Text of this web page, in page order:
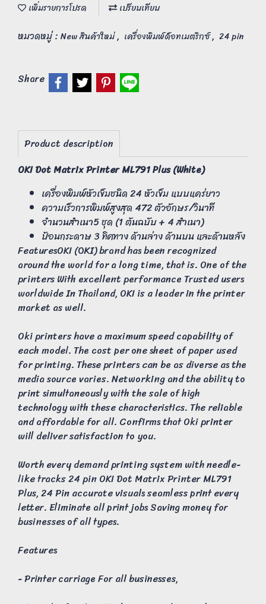
เพิ่มรายการโปรด เปรียบเทียบ
หมวดหมู่ : New สินค้าใหม่, เครื่องพิมพ์ด็อทเมตริกซ์, 24 pin
Share
Product description
OKI Dot Matrix Printer ML791 Plus (White)
เครื่องพิมพ์หัวเข็มชนิด 24 หัวเข็ม แบบแคร่ยาว
ความเร็วการพิมพ์สูงสุด 472 ตัวอักษร/วินาที
จำนวนสำเนา5 ชุด (1 ต้นฉบับ + 4 สำเนา)
ป้อนกระดาษ 3 ทิศทาง ด้านล่าง ด้านบน และด้านหลัง
FeaturesOKI (OKI) brand has been recognized
around the world for a long time, that is. One of the
printers With excellent performance Trusted users
worldwide In Thailand, OKI is a leader in the printer
market as well.
Oki printers have a maximum speed capability of
each model. The cost per one sheet of paper used
for printing. These printers can be as diverse as the
media source varies. Networking and the ability to
print simultaneously with the sale of high
technology with these characteristics. The reliable
and affordable for all. Confirms that Oki printer
will deliver satisfaction to you.
Worth every demand printing system with needle-
like tracks 24 pin OKI Dot Matrix Printer ML791
Plus, 24 Pin accurate visuals seamless print every
letter. Eliminate all print jobs Saving money for
businesses of all types.
Features
- Printer carriage For all businesses,